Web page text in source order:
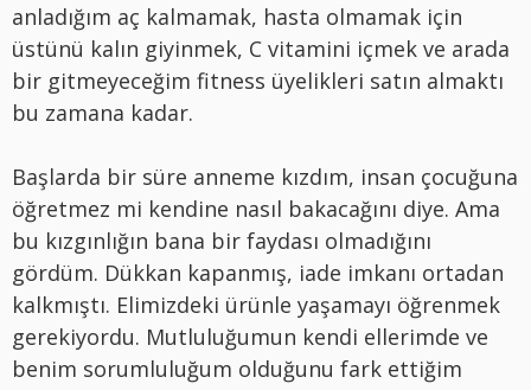
anladığım aç kalmamak, hasta olmamak için
üstünü kalın giyinmek, C vitamini içmek ve arada
bir gitmeyeceğim fitness üyelikleri satın almaktı
bu zamana kadar.
Başlarda bir süre anneme kızdım, insan çocuğuna
öğretmez mi kendine nasıl bakacağını diye. Ama
bu kızgınlığın bana bir faydası olmadığını
gördüm. Dükkan kapanmış, iade imkanı ortadan
kalkmıştı. Elimizdeki ürünle yaşamayı öğrenmek
gerekiyordu. Mutluluğumun kendi ellerimde ve
benim sorumluluğum olduğunu fark ettiğim